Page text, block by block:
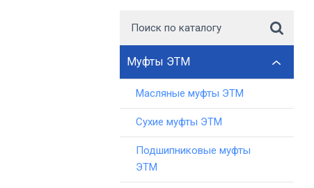
Муфты ЭТМ
Масляные муфты ЭТМ
Сухие муфты ЭТМ
Подшипниковые муфты
ЭТМ